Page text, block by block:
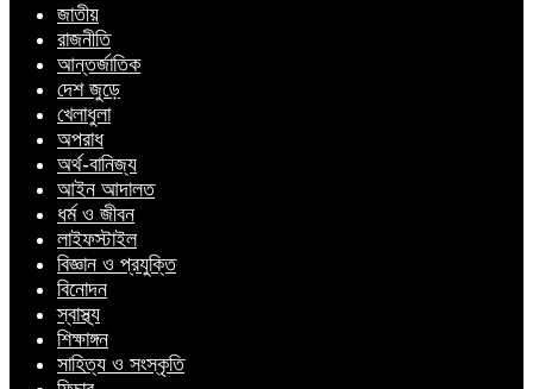
জাতীয়
রাজনীতি
আন্তর্জাতিক
দেশ জুড়ে
খেলাধুলা
অপরাধ
অর্থ-বানিজ্য
আইন আদালত
ধর্ম ও জীবন
লাইফস্টাইল
বিজ্ঞান ও প্রযুক্তি
বিনোদন
স্বাস্থ্য
শিক্ষাঙ্গন
সাহিত্য ও সংস্কৃতি